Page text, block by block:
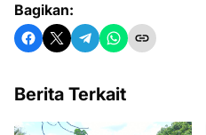
Bagikan:
Berita Terkait